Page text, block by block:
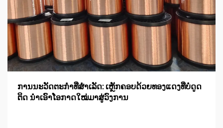
ການນະວັດຕະກຳທີ່ສຳເລັດ: ເຫຼັກຄອບດ້ວຍທອງແດງທີ່ບໍ່ດູດ
ຕິດ ນຳເອົາໂອກາດໃໝ່ມາສູ່ວົງການ